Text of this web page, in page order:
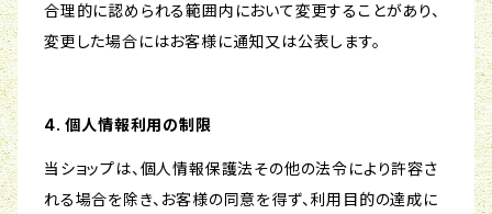
合理的に認められる範囲内において変更することがあり、
変更した場合にはお客様に通知又は公表します。
4. 個人情報利用の制限
当ショップは、個人情報保護法その他の法令により許容さ
れる場合を除き、お客様の同意を得ず、利用目的の達成に